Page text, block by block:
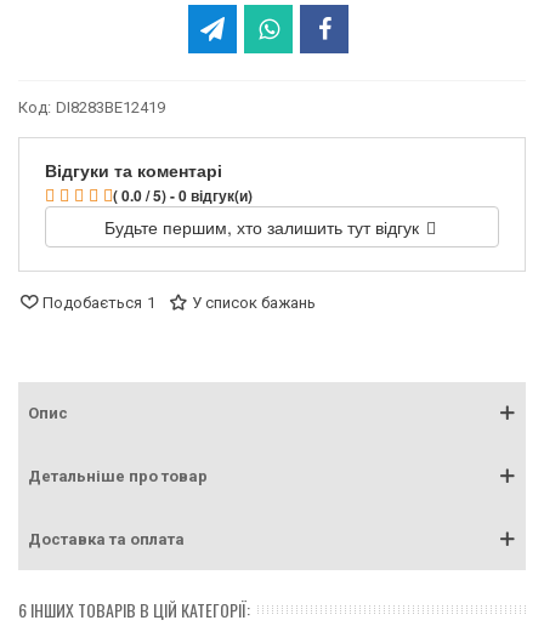
Код: DI8283BE12419
Відгуки та коментарі
( 0.0 / 5) - 0 відгук(и)
Будьте першим, хто залишить тут відгук
Подобається 1 У список бажань
Опис
Детальніше про товар
Доставка та оплата
6 ІНШИХ ТОВАРІВ В ЦІЙ КАТЕГОРІЇ: